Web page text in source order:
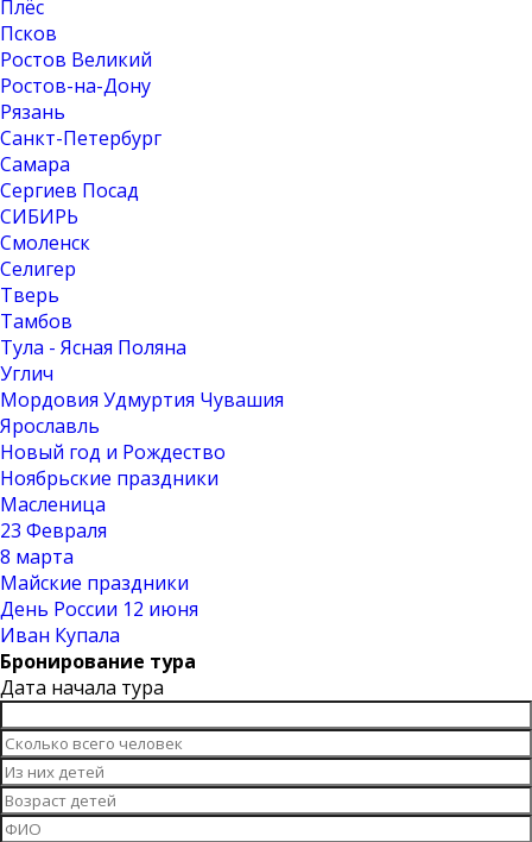
Плёс
Псков
Ростов Великий
Ростов-на-Дону
Рязань
Санкт-Петербург
Самара
Сергиев Посад
СИБИРЬ
Смоленск
Селигер
Тверь
Тамбов
Тула - Ясная Поляна
Углич
Мордовия Удмуртия Чувашия
Ярославль
Новый год и Рождество
Ноябрьские праздники
Масленица
23 Февраля
8 марта
Майские праздники
День России 12 июня
Иван Купала
Бронирование тура
Дата начала тура